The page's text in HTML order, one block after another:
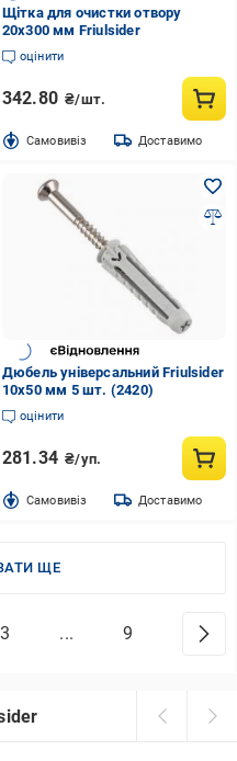
Щітка для очистки отвору
20x300 мм Friulsider
оцінити
342.80 ₴/шт.
Cамовивіз Доставимо
Дюбель універсальний Friulsider
10x50 мм 5 шт. (2420)
оцінити
281.34 ₴/уп.
Cамовивіз Доставимо
ЩЕ
3 ... 9